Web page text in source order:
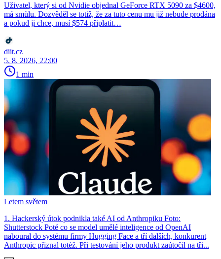
Uživatel, který si od Nvidie objednal GeForce RTX 5090 za $4600,
má smůlu. Dozvěděl se totiž, že za tuto cenu mu již nebude prodána
a pokud ji chce, musí $574 připlatit…
diit.cz
5. 8. 2026, 22:00
1 min
Letem světem
1. Hackerský útok podnikla také AI od Anthropiku Foto:
Shutterstock Poté co se model umělé inteligence od OpenAI
naboural do systému firmy Hugging Face a tří dalších, konkurent
Anthro­pic přiznal totéž. Při testování jeho produkt zaútočil na tři...